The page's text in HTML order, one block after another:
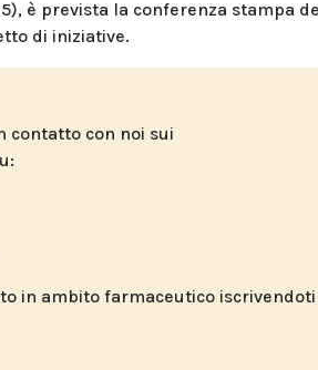
è prevista la conferenza stampa
di iniziative.
contatto con noi sui
in ambito farmaceutico